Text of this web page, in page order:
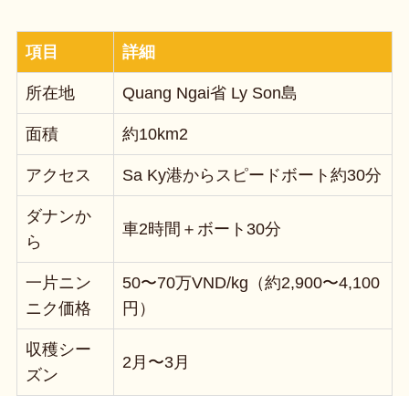
項目 詳細
所在地 Quang Ngai省 Ly Son島
面積 約10km2
アクセス Sa Ky港からスピードボート約30分
ダナンか
ら
車2時間＋ボート30分
一片ニン
ニク価格
50〜70万VND/kg（約2,900〜4,100
円）
収穫シー
ズン
2月〜3月